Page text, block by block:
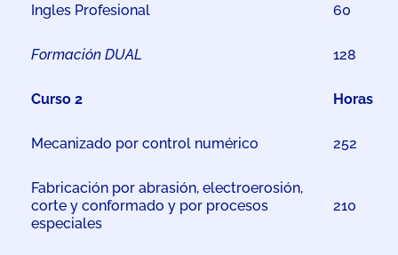
Ingles Profesional 60
Formación DUAL 128
Curso 2 Horas
Mecanizado por control numérico 252
Fabricación por abrasión, electroerosión,
corte y conformado y por procesos
especiales
210